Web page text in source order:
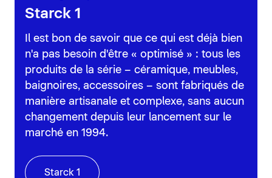
Starck 1
Il est bon de savoir que ce qui est déjà bien
n'a pas besoin d'être « optimisé » : tous les
produits de la série – céramique, meubles,
baignoires, accessoires – sont fabriqués de
manière artisanale et complexe, sans aucun
changement depuis leur lancement sur le
marché en 1994.
Starck 1